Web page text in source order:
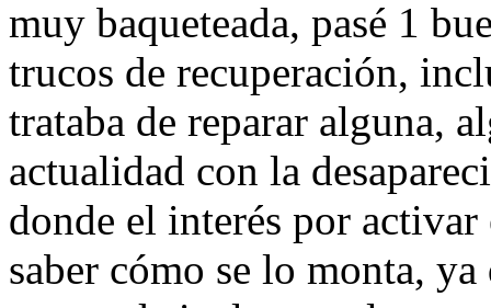
muy baqueteada, pasé 1
trucos de recuperación,
trataba de reparar alguna,
actualidad con la
donde el interés por
saber cómo se lo monta,